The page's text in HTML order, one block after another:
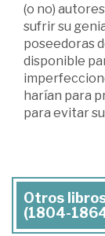
(o no)
sufrir su
poseedoras
disponible
harían para
para evitar
Otros
(1804-